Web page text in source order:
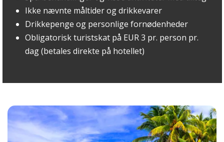
Ikke nævnte måltider og drikkevarer
Drikkepenge og personlige fornødenheder
Obligatorisk turistskat på EUR 3 pr. person pr.
dag (betales direkte på hotellet)